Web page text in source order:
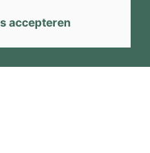
byWebcomum